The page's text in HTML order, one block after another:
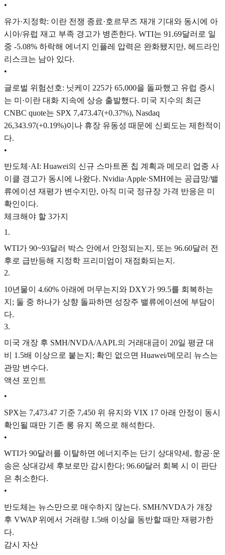
•
유가·지정학: 이란 전쟁 종료·호르무즈 재개 기대와 동시에 아
시아/유럽 재고 부족 경고가 병존한다. WTI는 91.69달러로 일
중 -5.08% 하락해 에너지 인플레 압력은 완화됐지만, 헤드라인
리스크는 남아 있다.
•
글로벌 위험선호: 닛케이 225가 65,000을 돌파했고 유럽 증시
는 미·이란 대화 지속에 상승 출발했다. 미국 지수의 최근
CNBC quote는 SPX 7,473.47(+0.37%), Nasdaq
26,343.97(+0.19%)이나 휴장 유동성 때문에 신뢰도는 제한적이
다.
•
반도체·AI: Huawei의 신규 스마트폰 칩 계획과 메모리 업종 사
이클 경고가 동시에 나왔다. Nvidia·Apple·SMH에는 공급망/밸
류에이션 재평가 변수지만, 아직 미국 정규장 가격 반응은 미
확인이다.
체크해야 할 3가지
1 .
WTI가 90~93달러 박스 안에서 안정되는지, 또는 96.60달러 전
후로 급반등해 지정학 프리미엄이 재점화되는지.
2.
10년물이 4.60% 아래에 머무는지와 DXY가 99.5를 회복하는
지; 둘 중 하나가 상향 돌파하면 성장주 밸류에이션에 부담이
다.
3.
미국 개장 후 SMH/NVDA/AAPL의 거래대금이 20일 평균 대
비 1.5배 이상으로 붙는지; 확인 없으면 Huawei/메모리 뉴스는
관망 변수다.
액션 포인트
•
SPX는 7,473.47 기준 7,450 위 유지와 VIX 17 아래 안정이 동시
확인될 때만 기존 롱 유지 쪽으로 해석한다.
•
WTI가 90달러를 이탈하면 에너지주는 단기 상대약세, 항공·운
송은 상대강세 후보로만 감시한다; 96.60달러 회복 시 이 판단
은 취소한다.
•
반도체는 뉴스만으로 매수하지 않는다. SMH/NVDA가 개장
후 VWAP 위에서 거래량 1.5배 이상을 동반할 때만 재평가한
다.
감시 자산